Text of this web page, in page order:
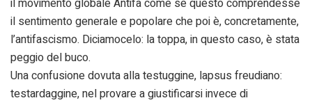
il sentimento generale e popolare che poi è, concretamente,
l’antifascismo. Diciamocelo: la toppa, in questo caso, è stata
peggio del buco.
Una confusione dovuta alla testuggine, lapsus freudiano:
testardaggine, nel provare a giustificarsi invece di